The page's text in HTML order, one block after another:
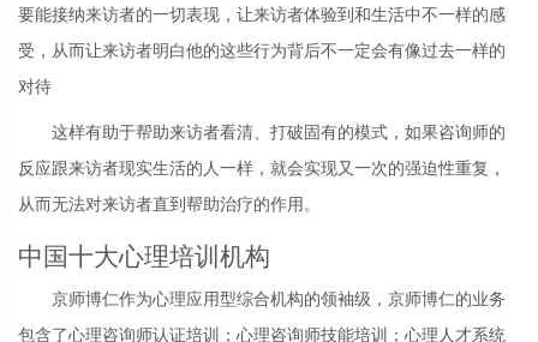
要能接纳来访者的一切表现，让来访者体验到和生活中不一样的感
受，从而让来访者明白他的这些行为背后不一定会有像过去一样的
对待
这样有助于帮助来访者看清、打破固有的模式，如果咨询师的
反应跟来访者现实生活的人一样，就会实现又一次的强迫性重复，
从而无法对来访者直到帮助治疗的作用。
中国十大心理培训机构
京师博仁作为心理应用型综合机构的领袖级，京师博仁的业务
包含了心理咨询师认证培训；心理咨询师技能培训；心理人才系统